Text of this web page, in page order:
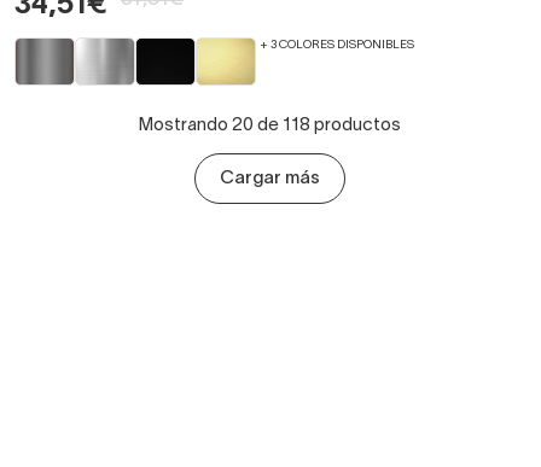
34,51€
+ 3 COLORES DISPONIBLES
Mostrando 20 de 118 productos
Cargar más